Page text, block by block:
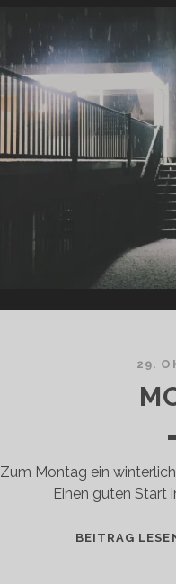
29.
Zum Montag ein
Einen guten Start
BEITRAG